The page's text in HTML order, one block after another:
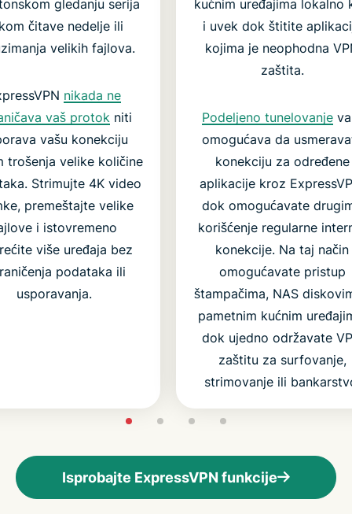
gledanju serija
čitave nedelje ili
velikih fajlova.
nikada ne
vaš protok niti
vašu konekciju
trošenja velike količine
Strimujte 4K video
premeštajte velike
i istovremeno
više uređaja bez
podataka ili
usporavanja.
kućnim uređajima lokalno
i uvek dok štitite
kojima je neophodna
zaštita.
Podeljeno tunelovanje
omogućava da
konekciju za određene
aplikacije kroz
dok omogućavate
korišćenje regularne
konekcije. Na taj način
omogućavate pristup
štampačima, NAS
pametnim kućnim
dok ujedno održavate
zaštitu za surfovanje,
strimovanje ili
Isprobajte ExpressVPN funkcije